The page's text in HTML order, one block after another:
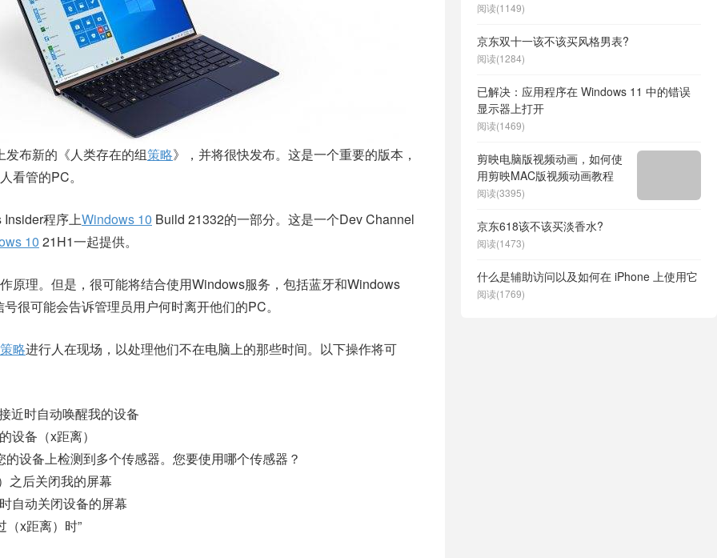
发布新的《人类存在的组策略》，并将很快发布。这是一个重要的版本，
看管的PC。
程序上Windows 10 Build 21332的一部分。这是一个Dev Channel
10 21H1一起提供。
原理。但是，很可能将结合使用Windows服务，包括蓝牙和Windows
很可能会告诉管理员用户何时离开他们的PC。
策略进行人在现场，以处理他们不在电脑上的那些时间。以下操作将可
近时自动唤醒我的设备
设备（x距离）
设备上检测到多个传感器。您要使用哪个传感器？
之后关闭我的屏幕
自动关闭设备的屏幕
（x距离）时”
阅读(1149)
京东双十一该不该买风格男表?
阅读(1284)
已解决：应用程序在 Windows 11 中的错误
显示器上打开
阅读(1469)
剪映电脑版视频动画，如何使
用剪映MAC版视频动画教程
阅读(3395)
京东618该不该买淡香水?
阅读(1473)
什么是辅助访问以及如何在 iPhone 上使用它
阅读(1769)